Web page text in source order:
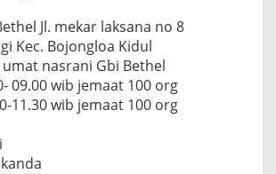
Jl. mekar laksana no 8
Kec. Bojongloa Kidul
nasrani Gbi Bethel
09.00 wib jemaat 100 org
11.30 wib jemaat 100 org